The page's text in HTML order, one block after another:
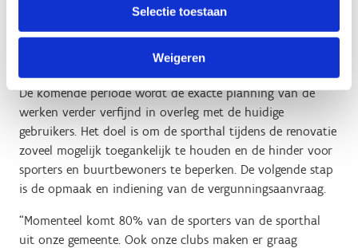
Selectie toestaan
Weigeren
totale investering van € 7.327.000 versterken Sport
(€3.877.000) het sportaanbod en wordt het complex
voorbereid op verdere groei in de komende jaren.
De komende periode wordt de exacte planning van de
werken verder verfijnd in overleg met de huidige
gebruikers. Het doel is om de sporthal tijdens de renovatie
zoveel mogelijk toegankelijk te houden en de hinder voor
sporters en buurtbewoners te beperken. De volgende stap
is de opmaak en indiening van de vergunningsaanvraag.
“Momenteel komt 80% van de sporters van de sporthal
uit onze gemeente. Ook onze clubs maken er graag